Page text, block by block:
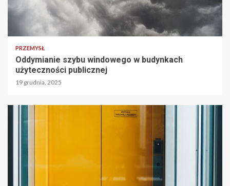
PRZEMYSŁ
Oddymianie szybu windowego w budynkach
użyteczności publicznej
19 grudnia, 2025